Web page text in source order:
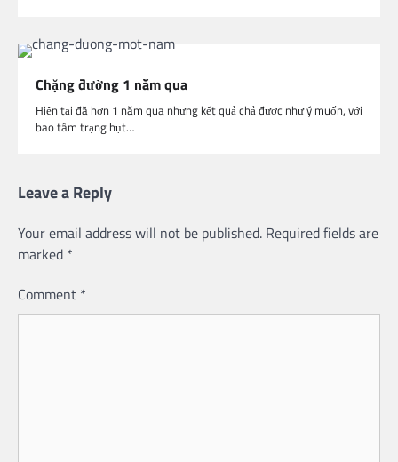
Chặng đường 1 năm qua
Hiện tại đã hơn 1 năm qua nhưng kết quả chả được như ý muốn, với
bao tâm trạng hụt…
Leave a Reply
Your email address will not be published. Required fields are
marked *
Comment *